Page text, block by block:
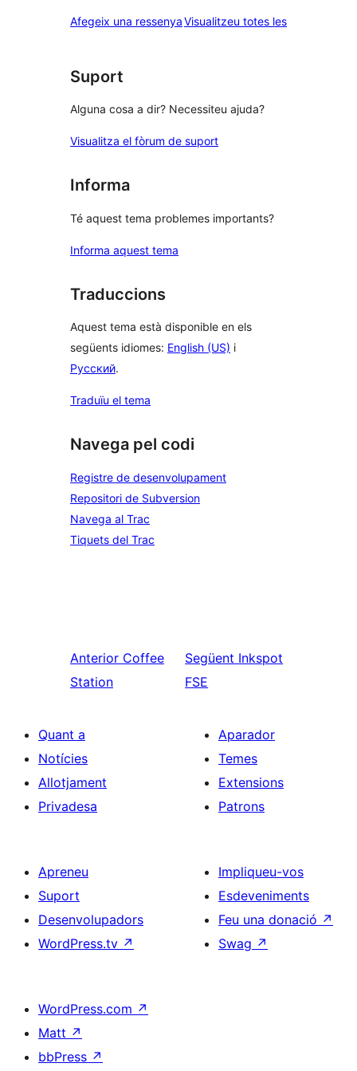
Afegeix una ressenyaVisualitzeu totes lesressenyes
Suport
Alguna cosa a dir? Necessiteu ajuda?
Visualitza el fòrum de suport
Informa
Té aquest tema problemes importants?
Informa aquest tema
Traduccions
Aquest tema està disponible en els
següents idiomes: English (US) i
Русский.
Traduïu el tema
Navega pel codi
Registre de desenvolupament
Repositori de Subversion
Navega al Trac
Tiquets del Trac
Anterior Coffee
Station
Següent Inkspot
FSE
Quant a
Notícies
Allotjament
Privadesa
Aparador
Temes
Extensions
Patrons
Apreneu
Suport
Desenvolupadors
WordPress.tv ↗
Impliqueu-vos
Esdeveniments
Feu una donació ↗
Swag ↗
WordPress.com ↗
Matt ↗
bbPress ↗